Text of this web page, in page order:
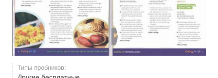
Типы пробников: